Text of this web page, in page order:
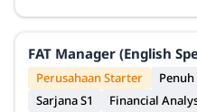
FAT Manager (English
Perusahaan Starter
Sarjana S1
Financial